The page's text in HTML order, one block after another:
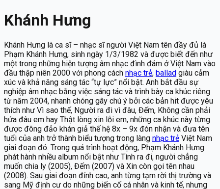
Khánh Hưng
Khánh Hưng là ca sĩ – nhạc sĩ người Việt Nam tên đầy đủ là
Phạm Khánh Hưng, sinh ngày 1/3/1982 và được biết đến như
một trong những hiện tượng âm nhạc đình đám ở Việt Nam vào
đầu thập niên 2000 với phong cách nhạc trẻ, ballad giàu cảm
xúc và khả năng sáng tác “tự lực” nổi bật. Anh bắt đầu sự
nghiệp âm nhạc bằng việc sáng tác và trình bày ca khúc riêng
từ năm 2004, nhanh chóng gây chú ý bởi các bản hit được yêu
thích như Vì sao thế, Người ra đi vì đâu, Đếm, Không cần phải
hứa đâu em hay Thật lòng xin lỗi em, những ca khúc này từng
được đông đảo khán giả thế hệ 8x – 9x đón nhận và đưa tên
tuổi của anh trở thành biểu tượng trong làng nhạc trẻ Việt Nam
giai đoạn đó. Trong quá trình hoạt động, Phạm Khánh Hưng
phát hành nhiều album nổi bật như Tình ra đi, người chẳng
muốn chia ly (2005), Đếm (2007) và Xin còn gọi tên nhau
(2008). Sau giai đoạn đỉnh cao, anh từng tạm rời thị trường và
sang Mỹ định cư do những biến cố cá nhân và kinh tế, nhưng